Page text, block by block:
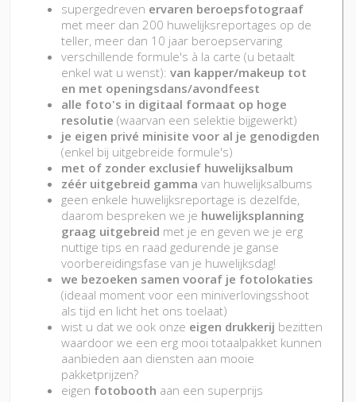
supergedreven ervaren beroepsfotograaf
met meer dan 200 huwelijksreportages op de
teller, meer dan 10 jaar beroepservaring
verschillende formule's à la carte (u betaalt
enkel wat u wenst): van kapper/makeup tot
en met openingsdans/avondfeest
alle foto's in digitaal formaat op hoge
resolutie (waarvan een selektie bijgewerkt)
je eigen privé minisite voor al je genodigden
(enkel bij uitgebreide formule's)
met of zonder exclusief huwelijksalbum
zéér uitgebreid gamma van huwelijksalbums
geen enkele huwelijksreportage is dezelfde,
daarom bespreken we je huwelijksplanning
graag uitgebreid met je en geven we je erg
nuttige tips en raad gedurende je ganse
voorbereidingsfase van je huwelijksdag!
we bezoeken samen vooraf je fotolokaties
(ideaal moment voor een miniverlovingsshoot
als tijd en licht het ons toelaat)
wist u dat we ook onze eigen drukkerij bezitten
waardoor we een erg mooi totaalpakket kunnen
aanbieden aan diensten aan mooie
pakketprijzen?
eigen fotobooth aan een superprijs